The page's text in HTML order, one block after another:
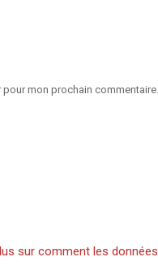
mon prochain commentaire.
sur comment les données